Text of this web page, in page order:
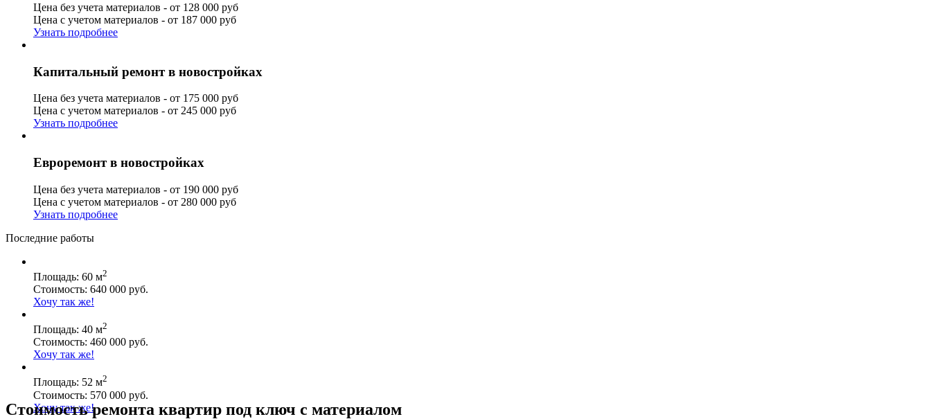
Цена без учета материалов - от 128 000 руб
Цена с учетом материалов - от 187 000 руб
Узнать подробнее
Капитальный ремонт в новостройках
Цена без учета материалов - от 175 000 руб
Цена с учетом материалов - от 245 000 руб
Узнать подробнее
Евроремонт в новостройках
Цена без учета материалов - от 190 000 руб
Цена с учетом материалов - от 280 000 руб
Узнать подробнее
Последние работы
Площадь: 60 м2
Стоимость: 640 000 руб.
Хочу так же!
Площадь: 40 м2
Стоимость: 460 000 руб.
Хочу так же!
Площадь: 52 м2
Стоимость: 570 000 руб.
Хочу так же!
Стоимость ремонта квартир под ключ с материалом